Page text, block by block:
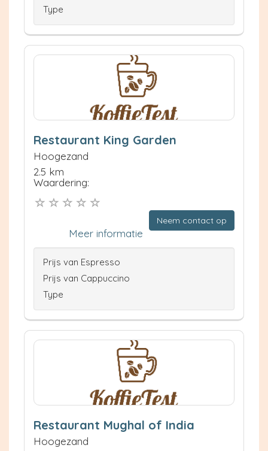
Type
Restaurant King Garden
Hoogezand
2.5 km
Waardering:
Neem contact op
Meer informatie
Prijs van Espresso
Prijs van Cappuccino
Type
Restaurant Mughal of India
Hoogezand